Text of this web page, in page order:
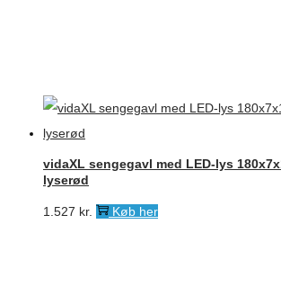
vidaXL sengegavl med LED-lys
lyserød
1.527 kr. Køb her